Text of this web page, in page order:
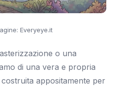
Everyeye.it
o una
di una vera e propria
appositamente per